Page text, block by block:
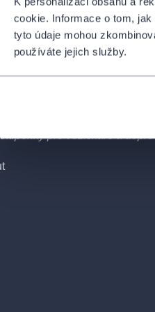
cookie. Informace o tom,
tyto údaje mohou
používáte jejich služby.
její významné narozeniny na
zpěvu, vynikající hudby,
jedné velkolepé show!
pro vozíčkáře a
napište a rádi Vám